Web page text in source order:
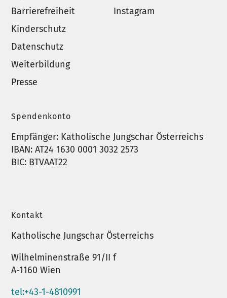
Barrierefreiheit
Kinderschutz
Datenschutz
Weiterbildung
Presse
Instagram
Spendenkonto
Empfänger: Katholische Jungschar Österreichs
IBAN: AT24 1630 0001 3032 2573
BIC: BTVAAT22
Kontakt
Katholische Jungschar Österreichs
Wilhelminenstraße 91/II f
A-1160 Wien
tel:+43-1-4810991